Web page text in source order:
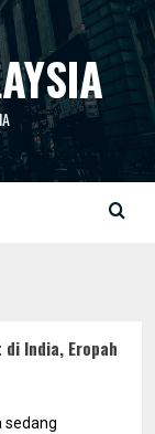
di India, Eropah
sedang